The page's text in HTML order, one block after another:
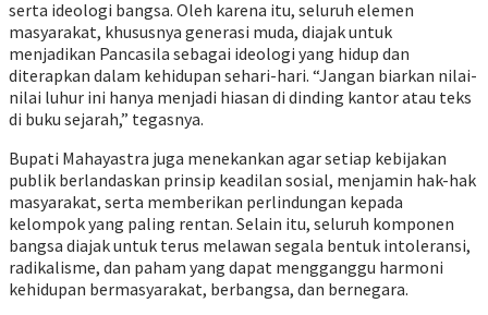
serta ideologi bangsa. Oleh karena itu, seluruh elemen
masyarakat, khususnya generasi muda, diajak untuk
menjadikan Pancasila sebagai ideologi yang hidup dan
diterapkan dalam kehidupan sehari-hari. “Jangan biarkan nilai-
nilai luhur ini hanya menjadi hiasan di dinding kantor atau teks
di buku sejarah,” tegasnya.
Bupati Mahayastra juga menekankan agar setiap kebijakan
publik berlandaskan prinsip keadilan sosial, menjamin hak-hak
masyarakat, serta memberikan perlindungan kepada
kelompok yang paling rentan. Selain itu, seluruh komponen
bangsa diajak untuk terus melawan segala bentuk intoleransi,
radikalisme, dan paham yang dapat mengganggu harmoni
kehidupan bermasyarakat, berbangsa, dan bernegara.